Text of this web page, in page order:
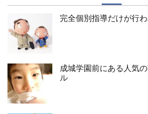
完全個別指導だけが行
成城学園前にある人気
ル